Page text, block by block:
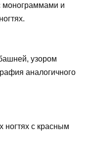
монограммами и
узором
аналогичного
ногтях с красным